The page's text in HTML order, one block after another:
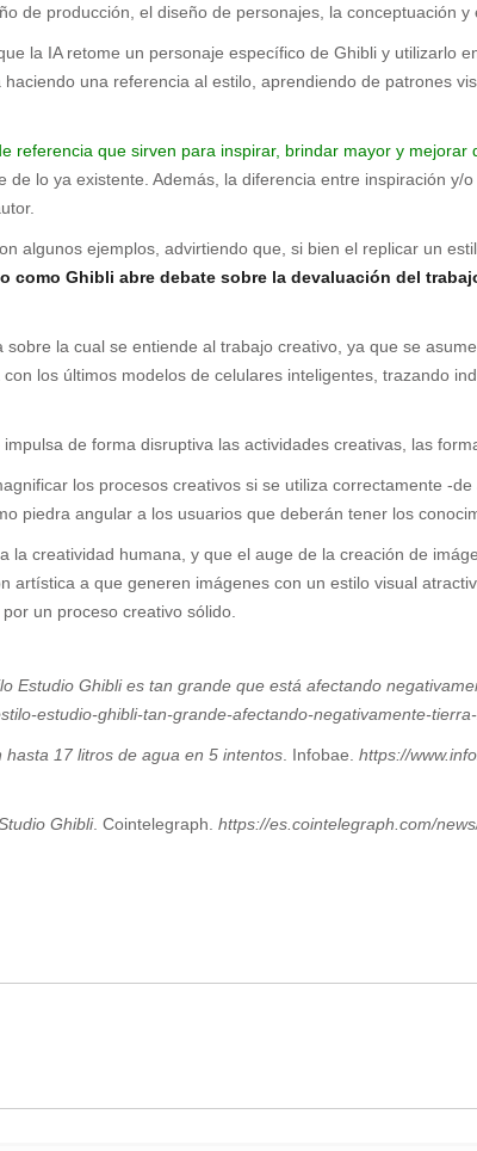
de producción, el diseño de personajes, la conceptuación
la IA retome un personaje específico de Ghibli y utilizarlo
una referencia al estilo, aprendiendo de patrones
referencia que sirven para inspirar, brindar mayor y
de lo ya existente. Además, la diferencia entre inspiración
algunos ejemplos, advirtiendo que, si bien el replicar un
Ghibli abre debate sobre la devaluación del
la cual se entiende al trabajo creativo, ya que se
los últimos modelos de celulares inteligentes, trazando
de forma disruptiva las actividades creativas, las
los procesos creativos si se utiliza correctamente -
piedra angular a los usuarios que deberán tener los
creatividad humana, y que el auge de la creación de
a que generen imágenes con un estilo visual
un proceso creativo sólido.
Estudio Ghibli es tan grande que está afectando
estudio-ghibli-tan-grande-afectando-negativamente-
17 litros de agua en 5 intentos . Infobae. https://
Ghibli. Cointelegraph. https://es.cointelegraph.com/